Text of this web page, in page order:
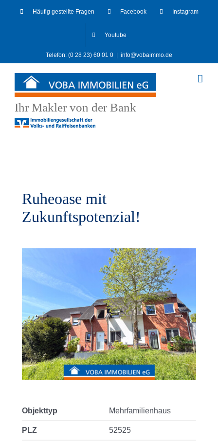
Häufig gestellte Fragen Facebook Instagram
Youtube
Telefon: (0 28 23) 60 01 0 info@vobaimmo.de
Ihr Makler von der Bank
Ruheoase mit
Zukunftspotenzial!
Objekttyp Mehrfamilienhaus
PLZ 52525